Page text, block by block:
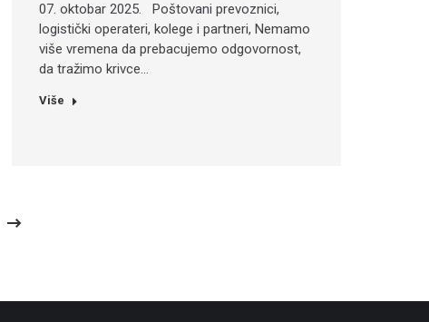
07. oktobar 2025. Poštovani prevoznici,
logistički operateri, kolege i partneri, Nemamo
više vremena da prebacujemo odgovornost,
da tražimo krivce…
Više